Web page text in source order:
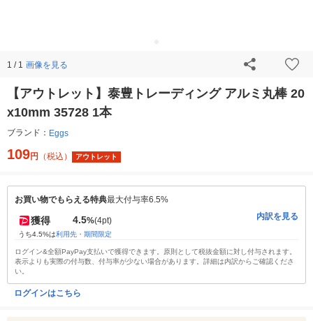
1 / 1 画像を見る
【アウトレット】泰豊トレーディング アルミ丸棒 20
x10mm 35728 1本
ブランド： Eggs
109円 （税込） アウトレット
お買い物でもらえる特典最大付与率6.5%
獲得 4.5%(4pt)
うち4.5%は利用先・期間限定
内訳を見る
ログイン&全額PayPay支払いで獲得できます。原則として税抜金額に対し付与されます。
表示よりも実際の付与数、付与率が少ない場合があります。詳細は内訳からご確認くださ
い。
ログインはこちら